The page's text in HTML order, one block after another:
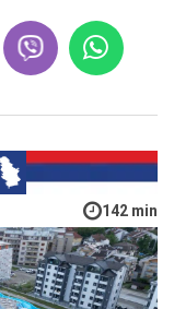
142 min